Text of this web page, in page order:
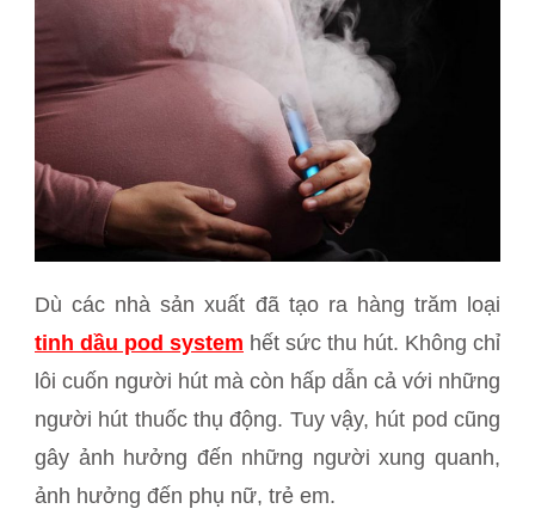
Dù các nhà sản xuất đã tạo ra hàng trăm loại
tinh dầu pod system hết sức thu hút. Không chỉ
lôi cuốn người hút mà còn hấp dẫn cả với những
người hút thuốc thụ động. Tuy vậy, hút pod cũng
gây ảnh hưởng đến những người xung quanh,
ảnh hưởng đến phụ nữ, trẻ em.